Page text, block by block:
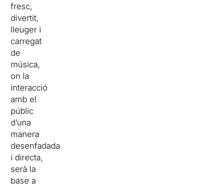
fresc,
divertit,
lleuger i
carregat
de
música,
on la
interacció
amb el
públic
d’una
manera
desenfadada
i directa,
serà la
base a